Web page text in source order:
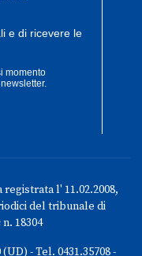
l' 11.02.2008,
del tribunale di
18304
- Tel. 0431.35708 -